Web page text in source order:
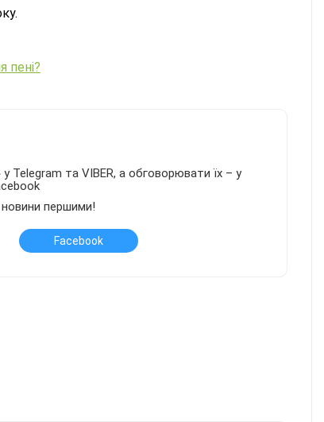
пені?
Telegram та VIBER, а обговорювати їх – у
новини першими!
Facebook